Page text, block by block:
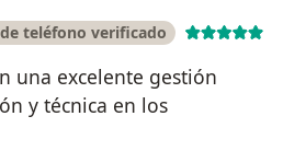
teléfono verificado
una excelente gestión
y técnica en los